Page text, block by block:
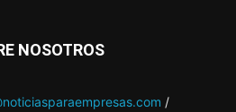
NOSOTROS
/